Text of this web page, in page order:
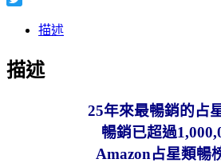
描述
描述
25年來最暢銷的占
暢銷已超過
Amazon占星類暢